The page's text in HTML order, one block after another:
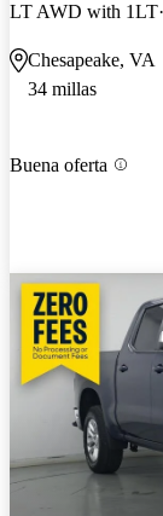
LT AWD with 1LT
Chesapeake, VA
34 millas
Buena oferta